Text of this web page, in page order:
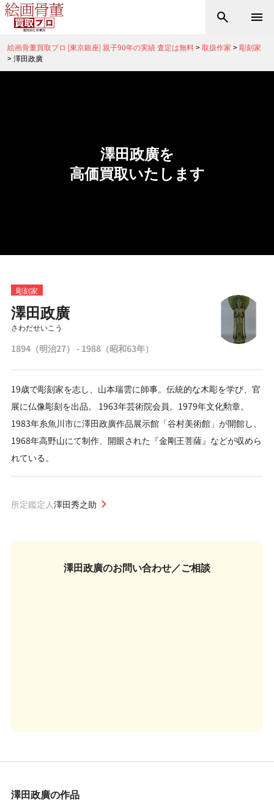
絵画骨董買取プロ |東京銀座| 親子90年の実績 査定は無料>取扱作家 >彫刻家
>澤田政廣
澤田政廣を
高価買取いたします
彫刻家
澤田政廣
さわだせいこう
1894（明治27） - 1988（昭和63年）
19歳で彫刻家を志し、山本瑞雲に師事。伝統的な木彫を学び、官
展に仏像彫刻を出品。 1963年芸術院会員。1979年文化勲章。
1983年糸魚川市に澤田政廣作品展示館「谷村美術館」が開館し、
1968年高野山にて制作、開眼された『金剛王菩薩』などが収めら
れている。
所定鑑定人澤田秀之助
澤田政廣のお問い合わせ／ご相談
澤田政廣の作品